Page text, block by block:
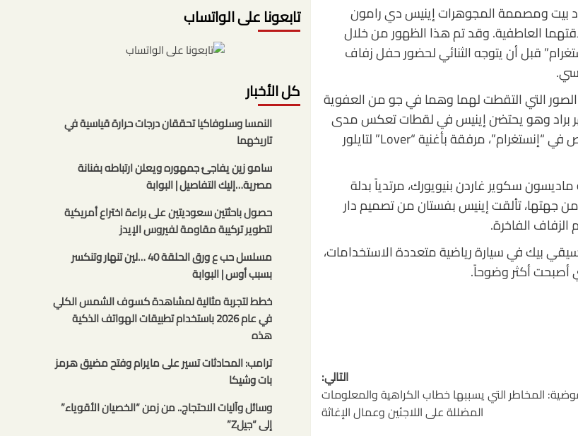
بيت ومصممة المجوهرات إينيس دي رامون
العاطفية. وقد تم هذا الظهور من خلال
قبل أن يتوجه الثنائي لحضور حفل زفاف
الصور التي التقطت لهما وهما في جو من العفوية
وظهر براد وهو يحتضن إينيس في لقطات تعكس مدى
القرب بينهما. وأعادت إينيس نشر إحدى الصور عبر خاصية القصص في “إنستغرام”، مرفقة بأغنية “Lover” لتايلور
سكوير غاردن بنيويورك، مرتدياً بدلة
تألقت إينيس بفستان من تصميم دار
بيك في سيارة رياضية متعددة الاستخدامات،
أصبحت أكثر وضوحاً.
التالي:
المخاطر التي يسببها خطاب الكراهية والمعلومات
المضللة على اللاجئين وعمال الإغاثة
تابعونا على الواتساب
كل الأخبار
النمسا وسلوفاكيا تحققان درجات حرارة قياسية في
تاريخهما
سامو زين يفاجئ جمهوره ويعلن ارتباطه بفنانة
مصرية…إليك التفاصيل | البوابة
حصول باحثتين سعوديتين على براءة اختراع أمريكية
لتطوير تركيبة مقاومة لفيروس الإيدز
مسلسل حب ع ورق الحلقة 40 …لين تنهار وتنكسر
بسبب أوس | البوابة
خطط لتجربة مثالية لمشاهدة كسوف الشمس الكلي
في عام 2026 باستخدام تطبيقات الهواتف الذكية
هذه
ترامب: المحادثات تسير على مايرام وفتح مضيق هرمز
بات وشيكا
وسائل وآليات الاحتجاج.. من زمن “الخصيان الأقوياء”
إلى “جيلZ”